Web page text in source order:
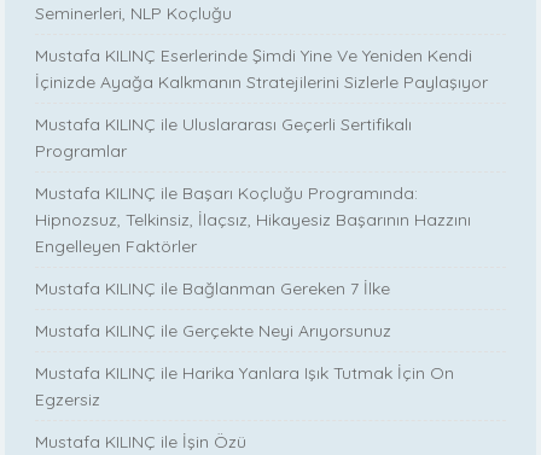
Seminerleri, NLP Koçluğu
Mustafa KILINÇ Eserlerinde Şimdi Yine Ve Yeniden Kendi
İçinizde Ayağa Kalkmanın Stratejilerini Sizlerle Paylaşıyor
Mustafa KILINÇ ile Uluslararası Geçerli Sertifikalı
Programlar
Mustafa KILINÇ ile Başarı Koçluğu Programında:
Hipnozsuz, Telkinsiz, İlaçsız, Hikayesiz Başarının Hazzını
Engelleyen Faktörler
Mustafa KILINÇ ile Bağlanman Gereken 7 İlke
Mustafa KILINÇ ile Gerçekte Neyi Arıyorsunuz
Mustafa KILINÇ ile Harika Yanlara Işık Tutmak İçin On
Egzersiz
Mustafa KILINÇ ile İşin Özü